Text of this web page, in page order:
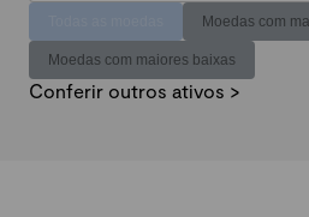
Moedas com
Moedas com maiores baixas
Conferir outros ativos >